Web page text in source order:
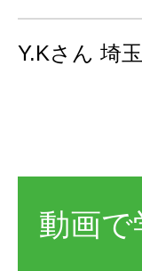
Y.Kさん 埼
動画で